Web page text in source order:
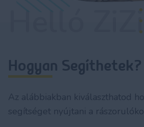
Helló ZiZi
Hogyan Segíthetek?
Az alábbiakban kiválaszthatod
segítséget nyújtani a